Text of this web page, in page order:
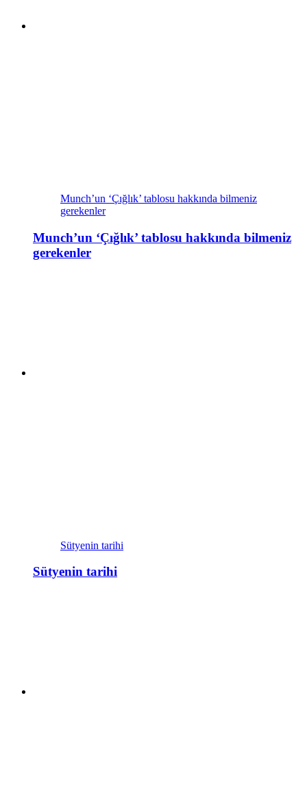
Munch’un ‘Çığlık’ tablosu hakkında bilmeniz
gerekenler
Munch’un ‘Çığlık’ tablosu hakkında bilmeniz
gerekenler
Sütyenin tarihi
Sütyenin tarihi